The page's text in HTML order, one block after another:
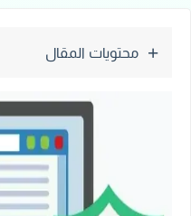
محتويات المقال